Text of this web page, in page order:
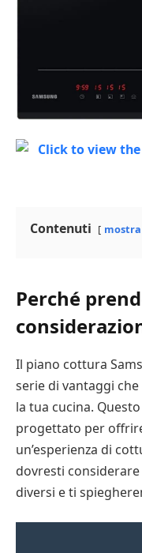
Contenuti mostra
Perché
Il piano cottura
serie di vantaggi
la tua cucina.
progettato per
un’esperienza di
dovresti
diversi e ti